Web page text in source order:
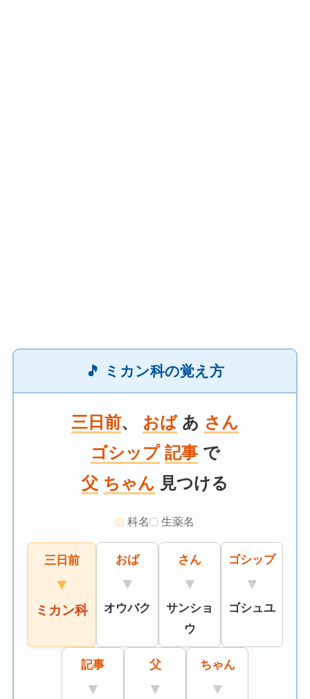
🎵 ミカン科の覚え方
三日前、 おばあ さん
ゴシップ 記事で
父 ちゃん 見つける
科名 生薬名
三日前
▼
ミカン科
おば
▼
オウバク
さん
▼
サンショ
ウ
ゴシップ
▼
ゴシュユ
記事
▼
父
▼
ちゃん
▼